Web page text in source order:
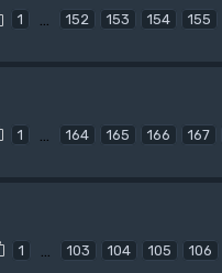
1 … 152 153 154 155
1 … 164 165 166 167
1 103 104 105 106